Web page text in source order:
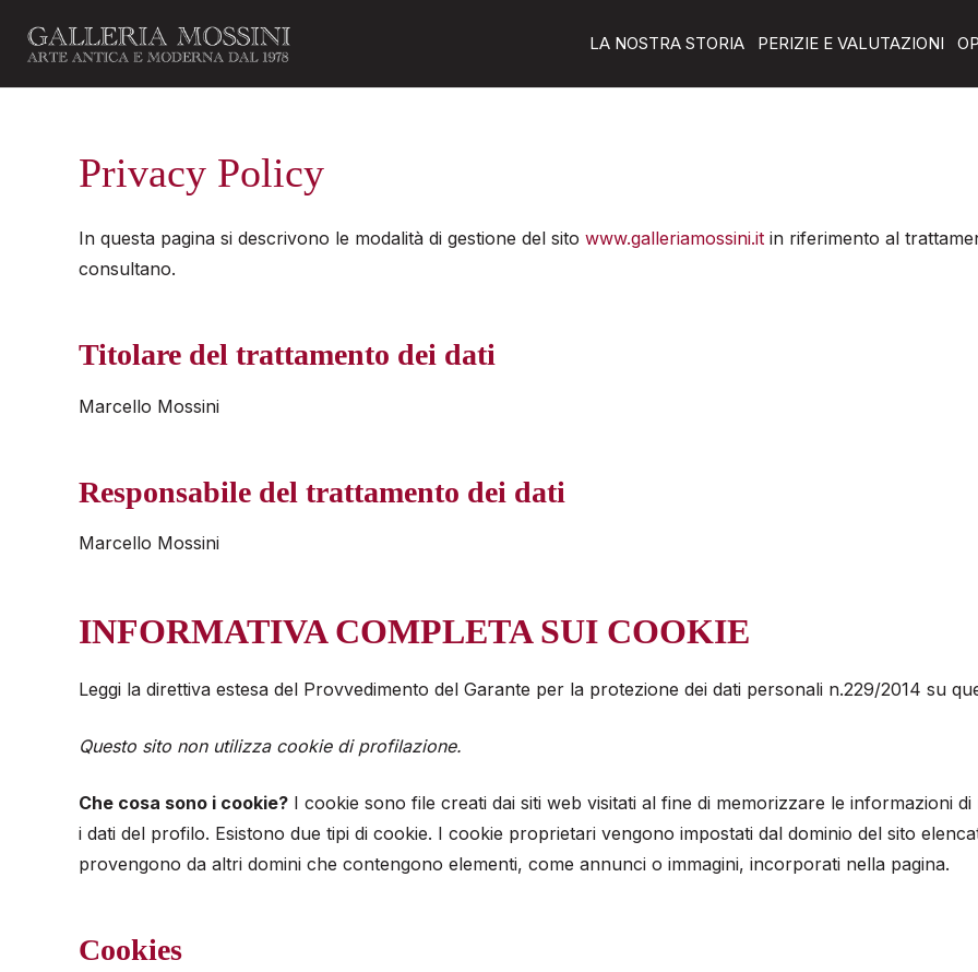
LA NOSTRA STORIA PERIZIE E VALUTAZIONI
Privacy Policy
In questa pagina si descrivono le modalità di gestione del sito www.galleriamossini.it in riferimento al
consultano.
Titolare del trattamento dei dati
Marcello Mossini
Responsabile del trattamento dei dati
Marcello Mossini
INFORMATIVA COMPLETA SUI COOKIE
Leggi la direttiva estesa del Provvedimento del Garante per la protezione dei dati personali n.229/2014 su
Questo sito non utilizza cookie di profilazione.
Che cosa sono i cookie? I cookie sono file creati dai siti web visitati al fine di memorizzare le informazioni
i dati del profilo. Esistono due tipi di cookie. I cookie proprietari vengono impostati dal dominio del sito
provengono da altri domini che contengono elementi, come annunci o immagini, incorporati nella pagina.
Cookies